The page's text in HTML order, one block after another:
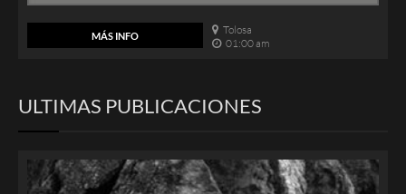
MÁS INFO
Tolosa
01:00 am
ULTIMAS PUBLICACIONES